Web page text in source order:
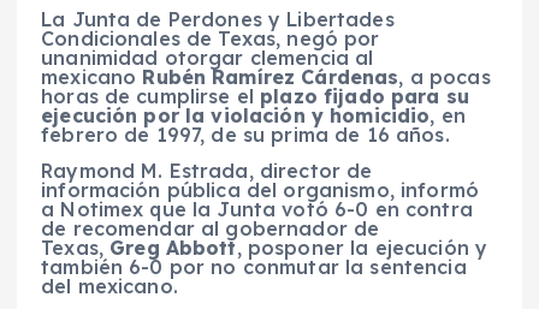
La Junta de Perdones y Libertades
Condicionales de Texas, negó por
unanimidad otorgar clemencia al
mexicano Rubén Ramírez Cárdenas, a pocas
horas de cumplirse el plazo fijado para su
ejecución por la violación y homicidio, en
febrero de 1997, de su prima de 16 años.
Raymond M. Estrada, director de
información pública del organismo, informó
a Notimex que la Junta votó 6-0 en contra
de recomendar al gobernador de
Texas, Greg Abbott, posponer la ejecución y
también 6-0 por no conmutar la sentencia
del mexicano.